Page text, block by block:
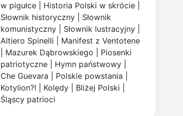
w pigułce
Historia Polski w skrócie
Słownik historyczny
Słownik
komunistyczny
Słownik lustracyjny
Altiero Spinelli
Manifest z Ventotene
Mazurek Dąbrowskiego
Piosenki
patriotyczne
Hymn państwowy
Che Guevara
Polskie powstania
Kotylion?!
Kolędy Bliżej Polski
Śląscy patrioci